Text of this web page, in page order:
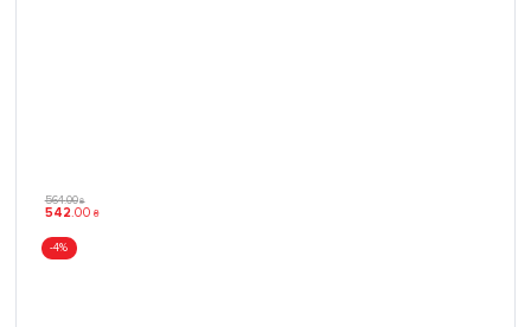
564.00 ₴
542.00 ₴
-4%